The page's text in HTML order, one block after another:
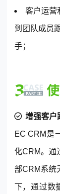
客户运营
到团队成员
手；
增强客户
EC CRM是
化CRM。通
部CRM系统
下，通过数